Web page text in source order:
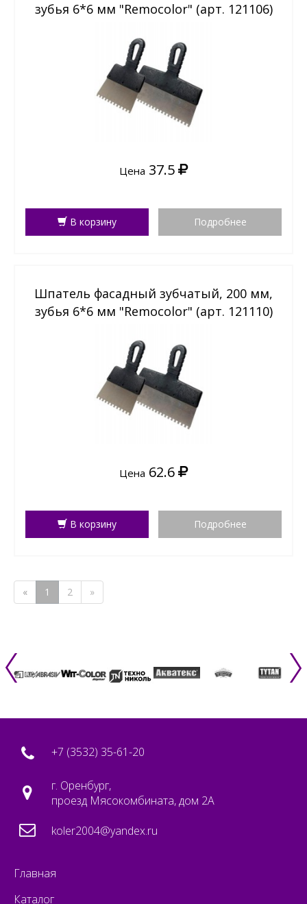
зубья 6*6 мм "Remocolor" (арт. 121106)
Цена 37.5
В корзину Подробнее
Шпатель фасадный зубчатый, 200 мм,
зубья 6*6 мм "Remocolor" (арт. 121110)
Цена 62.6
В корзину Подробнее
« 1 2 »
+7 (3532) 35-61-20
г. Оренбург,
проезд Мясокомбината, дом 2А
koler2004@yandex.ru
Главная
Каталог